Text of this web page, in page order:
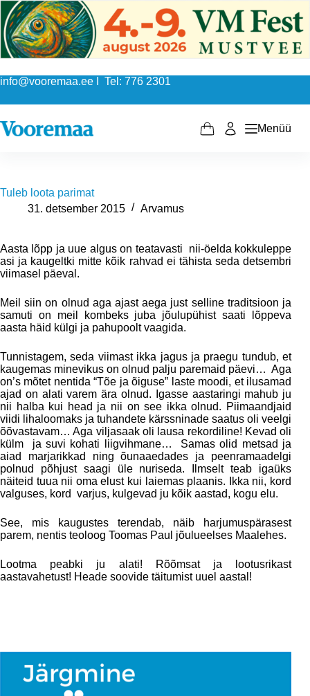
Skip
to
content
info@vooremaa.ee I Tel: 776 2301
Shopping
Menüü
Tuleb loota parimat
31. detsember 2015
Arvamus
Aasta lõpp ja uue algus on teatavasti nii-öelda kokkuleppe
asi ja kaugeltki mitte kõik rahvad ei tähista seda detsembri
viimasel päeval.
Meil siin on olnud aga ajast aega just selline traditsioon ja
samuti on meil kombeks juba jõulupühist saati lõppeva
aasta häid külgi ja pahupoolt vaagida.
Tunnistagem, seda viimast ikka jagus ja praegu tundub, et
kaugemas minevikus on olnud palju paremaid päevi… Aga
on’s mõtet nentida “Tõe ja õiguse” laste moodi, et ilusamad
ajad on alati varem ära olnud. Igasse aastaringi mahub ju
nii halba kui head ja nii on see ikka olnud. Piimaandjaid
viidi lihaloomaks ja tuhandete kärssninade saatus oli veelgi
õõvastavam… Aga viljasaak oli lausa rekordiline! Kevad oli
külm ja suvi kohati liigvihmane… Samas olid metsad ja
aiad marjarikkad ning õunaaedades ja peenramaadelgi
polnud põhjust saagi üle nuriseda. Ilmselt teab igaüks
näiteid tuua nii oma elust kui laiemas plaanis. Ikka nii, kord
valguses, kord varjus, kulgevad ju kõik aastad, kogu elu.
See, mis kaugustes terendab, näib harjumuspärasest
parem, nentis teoloog Toomas Paul jõulueelses Maalehes.
Lootma peabki ju alati! Rõõmsat ja lootusrikast
aastavahetust! Heade soovide täitumist uuel aastal!